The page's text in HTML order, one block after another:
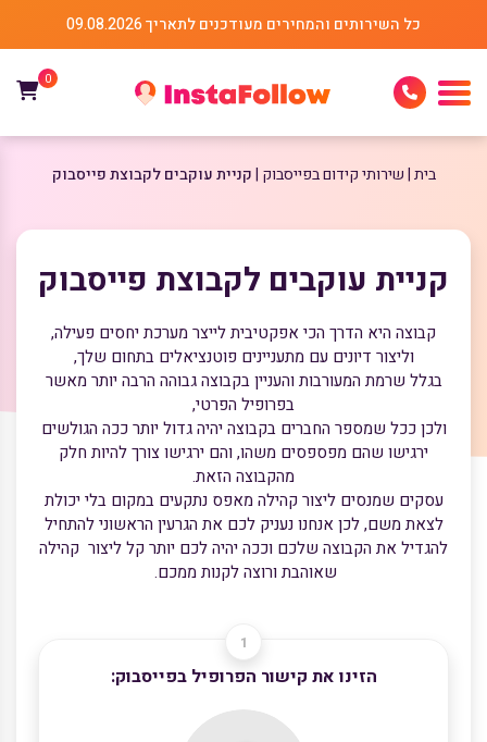
כל השירותים והמחירים מעודכנים לתאריך 09.08.2026
0
בית שירותי קידום בפייסבוק קניית עוקבים לקבוצת פייסבוק
קניית עוקבים לקבוצת פייסבוק
קבוצה היא הדרך הכי אפקטיבית לייצר מערכת יחסים פעילה,
וליצור דיונים עם מתעניינים פוטנציאלים בתחום שלך,
בגלל שרמת המעורבות והעניין בקבוצה גבוהה הרבה יותר מאשר
בפרופיל הפרטי,
ולכן ככל שמספר החברים בקבוצה יהיה גדול יותר ככה הגולשים
ירגישו שהם מפספסים משהו, והם ירגישו צורך להיות חלק
מהקבוצה הזאת.
עסקים שמנסים ליצור קהילה מאפס נתקעים במקום בלי יכולת
לצאת משם, לכן אנחנו נעניק לכם את הגרעין הראשוני להתחיל
להגדיל את הקבוצה שלכם וככה יהיה לכם יותר קל ליצור קהילה
שאוהבת ורוצה לקנות ממכם.
הזינו את קישור הפרופיל בפייסבוק: